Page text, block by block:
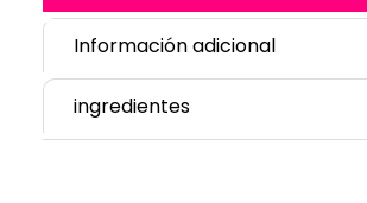
Información adicional
ingredientes